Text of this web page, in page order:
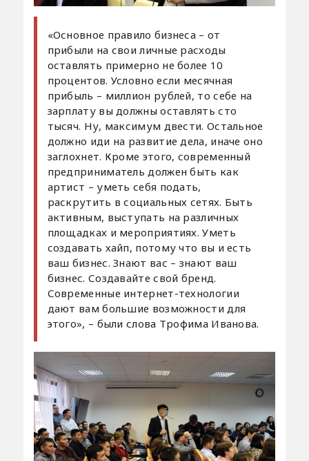
«Основное правило бизнеса – от
прибыли на свои личные расходы
оставлять примерно не более 10
процентов. Условно если месячная
прибыль – миллион рублей, то себе на
зарплату вы должны оставлять сто
тысяч. Ну, максимум двести. Остальное
должно иди на развитие дела, иначе оно
заглохнет. Кроме этого, современный
предприниматель должен быть как
артист – уметь себя подать,
раскрутить в социальных сетях. Быть
активным, выступать на различных
площадках и мероприятиях. Уметь
создавать хайп, потому что вы и есть
ваш бизнес. Знают вас – знают ваш
бизнес. Создавайте свой бренд.
Современные интернет-технологии
дают вам большие возможности для
этого», – были слова Трофима Иванова.